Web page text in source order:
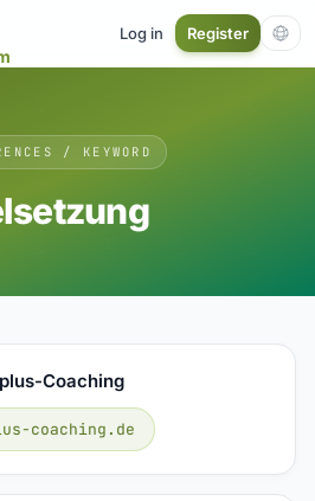
Log in Register
/ KEYWORD
Coaching
coaching.de